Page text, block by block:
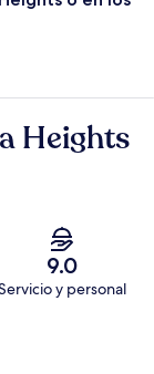
Heights
9.0
y personal